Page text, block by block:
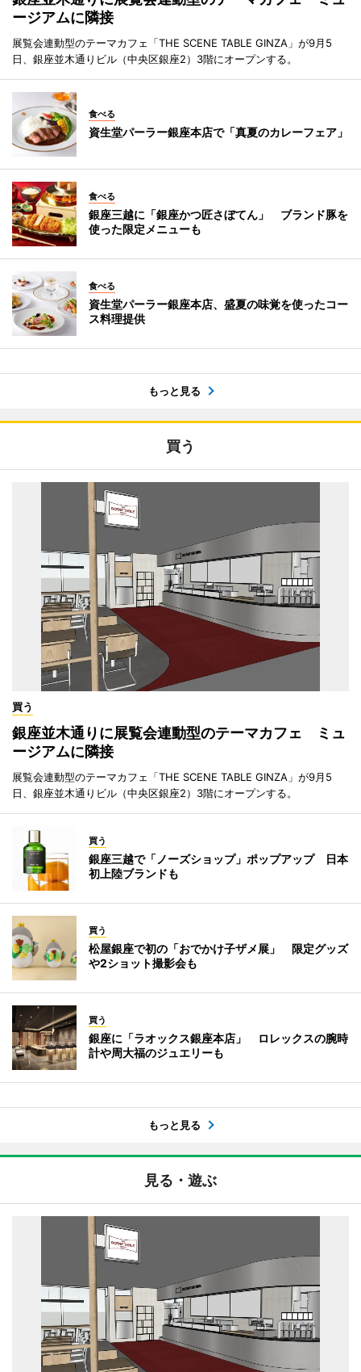
ージアムに隣接
展覧会連動型のテーマカフェ「THE SCENE TABLE GINZA」が9月5
日、銀座並木通りビル（中央区銀座2）3階にオープンする。
食べる
資生堂パーラー銀座本店で「真夏のカレーフェア」
食べる
銀座三越に「銀座かつ匠さぼてん」 ブランド豚を
使った限定メニューも
食べる
資生堂パーラー銀座本店、盛夏の味覚を使ったコー
ス料理提供
もっと見る
買う
買う
銀座並木通りに展覧会連動型のテーマカフェ ミュ
ージアムに隣接
展覧会連動型のテーマカフェ「THE SCENE TABLE GINZA」が9月5
日、銀座並木通りビル（中央区銀座2）3階にオープンする。
買う
銀座三越で「ノーズショップ」ポップアップ 日本
初上陸ブランドも
買う
松屋銀座で初の「おでかけ子ザメ展」 限定グッズ
や2ショット撮影会も
買う
銀座に「ラオックス銀座本店」 ロレックスの腕時
計や周大福のジュエリーも
もっと見る
見る・遊ぶ